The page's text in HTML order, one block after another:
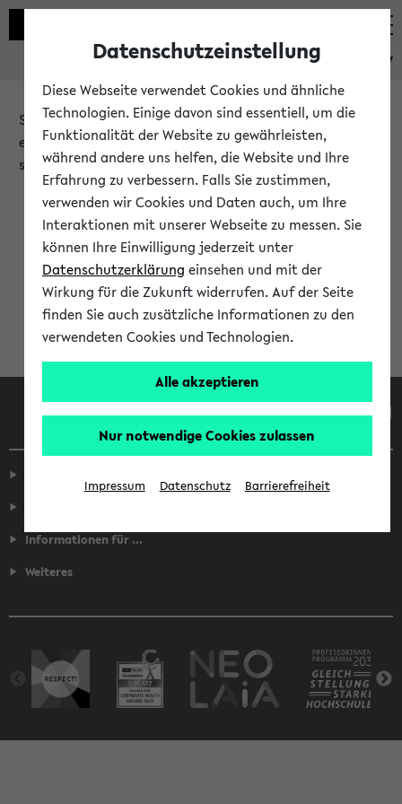
eKVV
Sie möchten auf eine eKVV Funktion zugreifen, die Ihnen
erst nach einer Anmeldung am System zur Verfügung
steht.
Bitte melden Sie sich an:
Anmeldung am eKVV
Informationen für ...
Weiteres
Datenschutzeinstellung
Diese Webseite verwendet Cookies und ähnliche
Technologien. Einige davon sind essentiell, um die
Funktionalität der Website zu gewährleisten,
während andere uns helfen, die Website und Ihre
Erfahrung zu verbessern. Falls Sie zustimmen,
verwenden wir Cookies und Daten auch, um Ihre
Interaktionen mit unserer Webseite zu messen. Sie
können Ihre Einwilligung jederzeit unter
Datenschutzerklärung einsehen und mit der
Wirkung für die Zukunft widerrufen. Auf der Seite
finden Sie auch zusätzliche Informationen zu den
verwendeten Cookies und Technologien.
Alle akzeptieren
Nur notwendige Cookies zulassen
Impressum Datenschutz Barrierefreiheit